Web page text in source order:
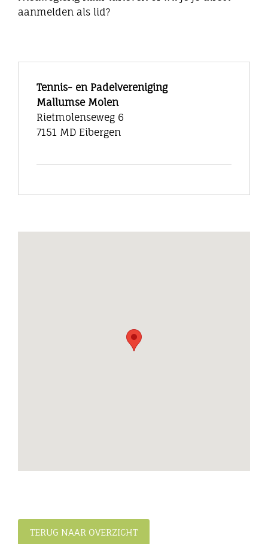
aanmelden als lid?
Tennis- en Padelvereniging
Mallumse Molen
Rietmolenseweg 6
7151 MD Eibergen
TERUG NAAR OVERZICHT